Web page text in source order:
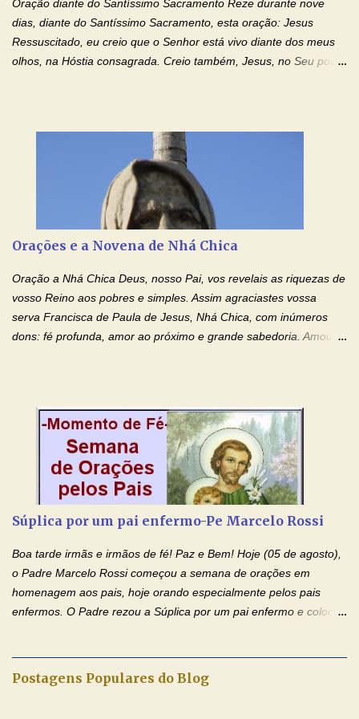
IMACULADO CORAÇÃO DE MAR...
Oração diante do Santíssimo Sacramento Reze durante nove
dias, diante do Santíssimo Sacramento, esta oração: Jesus
Ressuscitado, eu creio que o Senhor está vivo diante dos meus
olhos, na Hóstia consagrada. Creio também, Jesus, no Seu poder
creio, Jesus, e clamo que este Sangue seja agora derramado
sobre mim e sobre todos os meus familiares. Eu peço, Senhor
Jesus, que, pelo poder libertador e salvítico deste Sangue,
possamos nos livrar de toda opressão diabólica que possa estar
prejudicando a nossa família. Peço também que atenda, em
(apresente aqui o seu pedido...) Eu, desde já, agradeço de
coração, confiante que o Senhor me atenderá. Eu louvo o Pai por
ter nos dado o Senhor, Jesus, como presente de Páscoa. eu
agradeço de coração ao Espíri...
Orações e a Novena de Nhá Chica
Oração a Nhá Chica Deus, nosso Pai, vos revelais as riquezas de
vosso Reino aos pobres e simples. Assim agraciastes vossa
serva Francisca de Paula de Jesus, Nhá Chica, com inúmeros
dons: fé profunda, amor ao próximo e grande sabedoria. Amou a
Senhor Jesus Cristo, vosso Filho, na unidade do Espírito Santo.
Amém. Novena a Nhá Chica (Oração para obter os favores
celestiais através da intercessão da Serva de Deus Nhá Chica)
(Rezar durante nove dias seguidos ou intercalados) Nhá Chica,
recorro a vós como intercessora entre a Bondade Divina e as
entregueis nas mãos do Santíssimo o meu pedido urgente (Fazer
o pedido). Acolhei, Nhá Chica, no vosso coração bondoso as
minhas necessidades e amparai-me nesta oração (Fazer o ...
Súplica por um pai enfermo-Pe Marcelo Rossi
Boa tarde irmãs e irmãos de fé! Paz e Bem! Hoje (05 de agosto),
o Padre Marcelo Rossi começou a semana de orações em
homenagem aos pais, hoje orando especialmente pelos pais
enfermos. O Padre rezou a Súplica por um pai enfermo e colocou
de Nossa Senhora. Adriana dos Anjos-Devoção e Fé Mensagem
Postagens Populares do Blog